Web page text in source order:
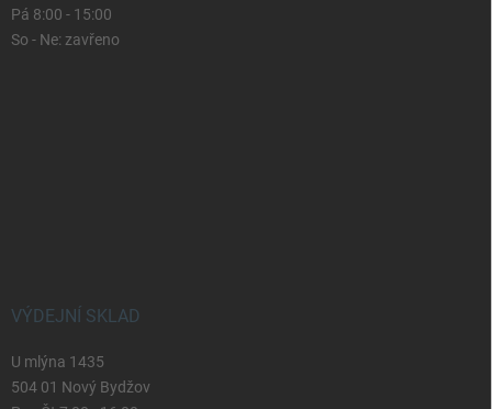
Pá 8:00 - 15:00
So - Ne: zavřeno
VÝDEJNÍ SKLAD
U mlýna 1435
504 01 Nový Bydžov